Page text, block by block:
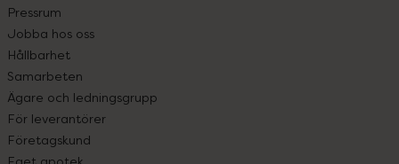
Pressrum
Jobba hos oss
Hållbarhet
Samarbeten
Ägare och ledningsgrupp
För leverantörer
Företagskund
Eget apotek